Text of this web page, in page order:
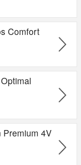
Comfort
Premium 4V